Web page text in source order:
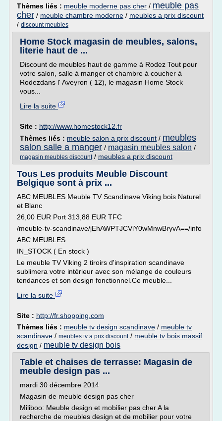
Thèmes liés : meuble moderne pas cher / meuble pas
cher / meuble chambre moderne / meubles a prix discount
/ discount meubles
Home Stock magasin de meubles, salons,
literie haut de ...
Discount de meubles haut de gamme à Rodez Tout pour
votre salon, salle à manger et chambre à coucher à
Rodezdans l' Aveyron ( 12), le magasin Home Stock
vous...
Lire la suite
Site : http://www.homestock12.fr
Thèmes liés : meuble salon a prix discount / meubles
salon salle a manger / magasin meubles salon /
magasin meubles discount/ meubles a prix discount
Tous Les produits Meuble Discount
Belgique sont à prix ...
ABC MEUBLES Meuble TV Scandinave Viking bois Naturel
et Blanc
26,00 EUR Port 313,88 EUR TFC
/meuble-tv-scandinave/jEhAWPTJCViY0wMnwBryvA==/info
ABC MEUBLES
IN_STOCK ( En stock )
Le meuble TV Viking 2 tiroirs d'inspiration scandinave
sublimera votre intérieur avec son mélange de couleurs
tendances et son design fonctionnel.Ce meuble...
Lire la suite
Site : http://fr.shopping.com
Thèmes liés : meuble tv design scandinave / meuble tv
scandinave / meubles tv a prix discount/ meuble tv bois massif
design / meuble tv design bois
Table et chaises de terrasse: Magasin de
meuble design pas ...
mardi 30 décembre 2014
Magasin de meuble design pas cher
Miliboo: Meuble design et mobilier pas cher A la
recherche de meubles design et de mobilier pour votre